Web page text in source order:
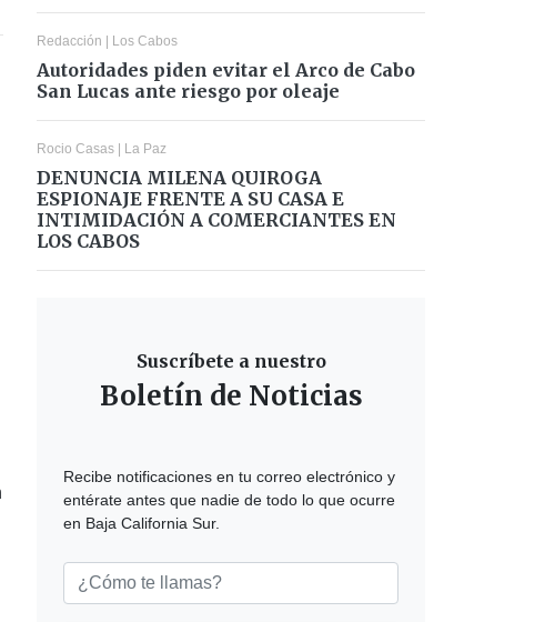
Redacción | Los Cabos
Autoridades piden evitar el Arco de Cabo
San Lucas ante riesgo por oleaje
Rocio Casas | La Paz
DENUNCIA MILENA QUIROGA
ESPIONAJE FRENTE A SU CASA E
INTIMIDACIÓN A COMERCIANTES EN
LOS CABOS
Suscríbete a nuestro
Boletín de Noticias
Recibe notificaciones en tu correo electrónico y
entérate antes que nadie de todo lo que ocurre
en Baja California Sur.